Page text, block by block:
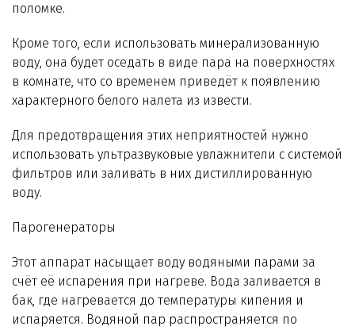
поломке.
Кроме того, если использовать минерализованную
воду, она будет оседать в виде пара на поверхностях
в комнате, что со временем приведёт к появлению
характерного белого налета из извести.
Для предотвращения этих неприятностей нужно
использовать ультразвуковые увлажнители с системой
фильтров или заливать в них дистиллированную
воду.
Парогенераторы
Этот аппарат насыщает воду водяными парами за
счёт её испарения при нагреве. Вода заливается в
бак, где нагревается до температуры кипения и
испаряется. Водяной пар распространяется по